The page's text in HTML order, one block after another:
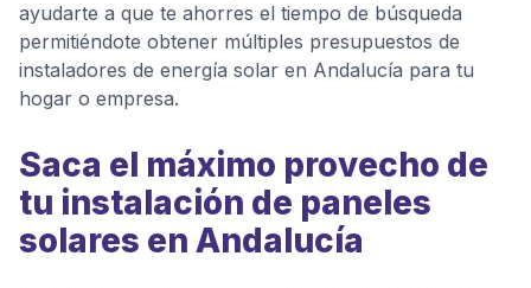
ayudarte a que te ahorres el tiempo de búsqueda
permitiéndote obtener múltiples presupuestos de
instaladores de energía solar en Andalucía para tu
hogar o empresa.
Saca el máximo provecho de
tu instalación de paneles
solares en Andalucía